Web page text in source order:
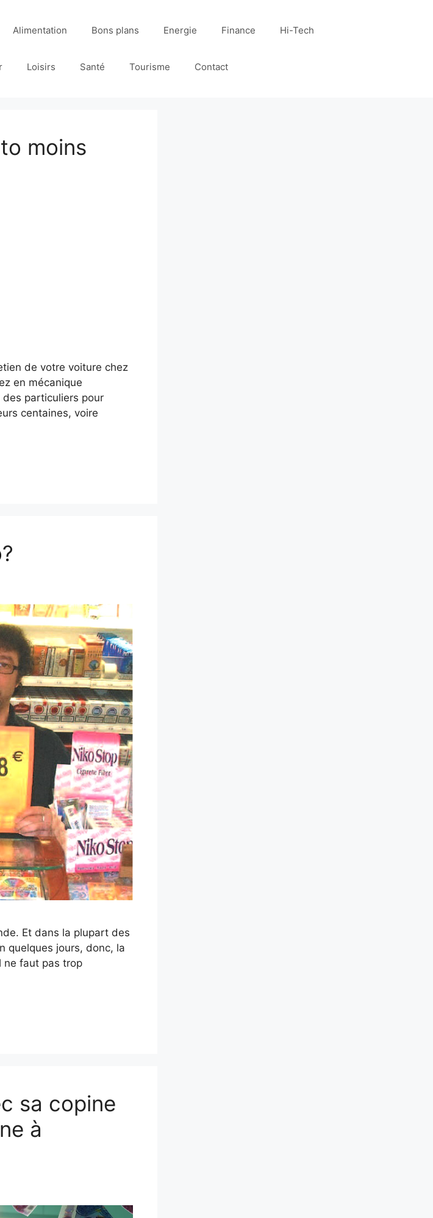
Alimentation Bons plans Energie Finance Hi-Tech
Loisirs Santé Tourisme Contact
moins
de votre voiture chez
en mécanique
des particuliers pour
centaines, voire
Et dans la plupart des
quelques jours, donc, la
ne faut pas trop
sa copine
à